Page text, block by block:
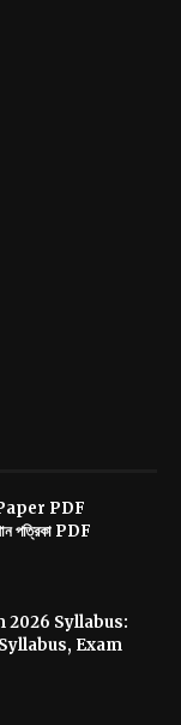
PDF
পত্রিকা PDF
2026 Syllabus:
Exam